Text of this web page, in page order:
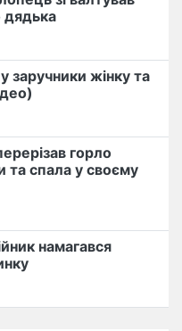
дядька
заручники жінку та
горло
та спала у своєму
намагався